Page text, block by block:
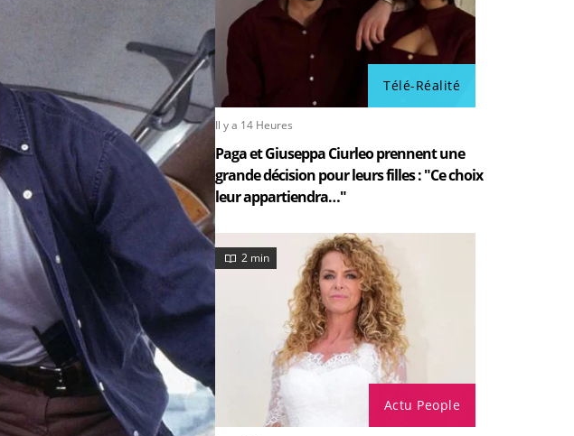
Télé-Réalité
Il y a 14 Heures
Paga et Giuseppa Ciurleo prennent une
grande décision pour leurs filles : "Ce choix
leur appartiendra…"
Actu People
2 min